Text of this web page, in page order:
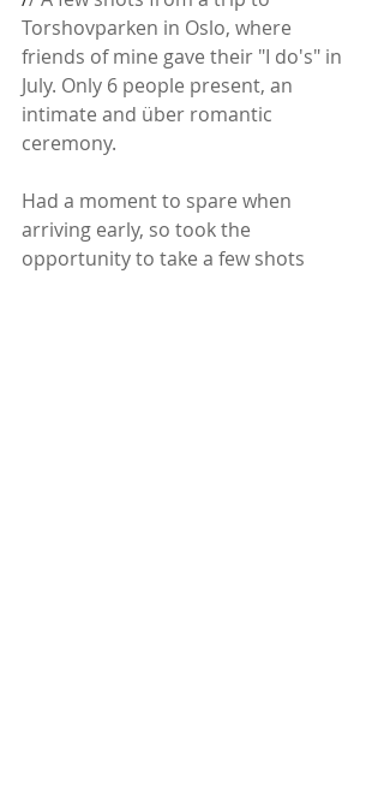
Torshovparken in Oslo, where
friends of mine gave their "I do's" in
July. Only 6 people present, an
intimate and über romantic
ceremony.
Had a moment to spare when
arriving early, so took the
opportunity to take a few shots